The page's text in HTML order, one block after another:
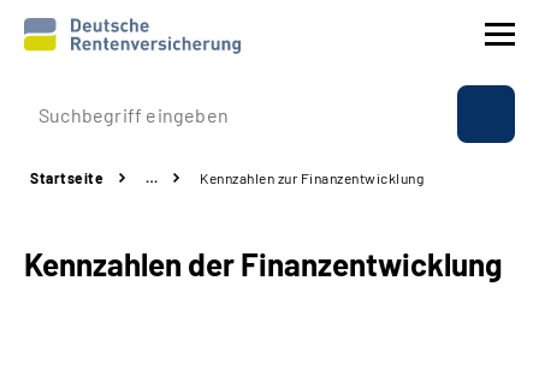
Prävention
Rente
Startseite … Kennzahlen zur Finanzentwicklung
Kennzahlen der Finanzentwicklung